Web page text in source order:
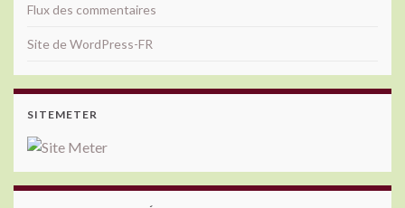
Flux des commentaires
Site de WordPress-FR
SITEMETER